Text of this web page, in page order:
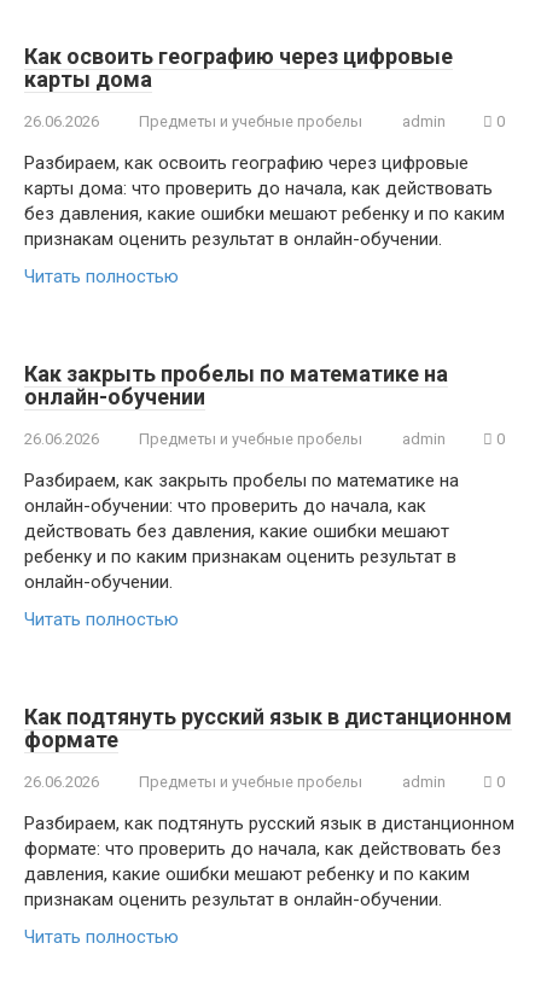
Как освоить географию через цифровые
карты дома
26.06.2026 Предметы и учебные пробелы admin 0
Разбираем, как освоить географию через цифровые
карты дома: что проверить до начала, как действовать
без давления, какие ошибки мешают ребенку и по каким
признакам оценить результат в онлайн-обучении.
Читать полностью
Как закрыть пробелы по математике на
онлайн-обучении
26.06.2026 Предметы и учебные пробелы admin 0
Разбираем, как закрыть пробелы по математике на
онлайн-обучении: что проверить до начала, как
действовать без давления, какие ошибки мешают
ребенку и по каким признакам оценить результат в
онлайн-обучении.
Читать полностью
Как подтянуть русский язык в дистанционном
формате
26.06.2026 Предметы и учебные пробелы admin 0
Разбираем, как подтянуть русский язык в дистанционном
формате: что проверить до начала, как действовать без
давления, какие ошибки мешают ребенку и по каким
признакам оценить результат в онлайн-обучении.
Читать полностью